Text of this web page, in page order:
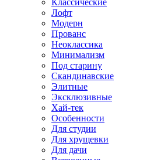
Классические
Лофт
Модерн
Прованс
Неоклассика
Минимализм
Под старину
Скандинавские
Элитные
Эксклюзивные
Хай-тек
Особенности
Для студии
Для хрущевки
Для дачи